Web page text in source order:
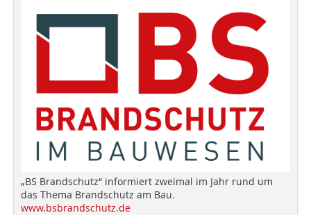
„BS Brandschutz“ informiert zweimal im Jahr rund um
das Thema Brandschutz am Bau.
www.bsbrandschutz.de